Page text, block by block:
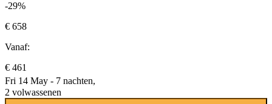
-29%
€ 658
Vanaf:
€ 461
Fri 14 May - 7 nachten,
2 volwassenen